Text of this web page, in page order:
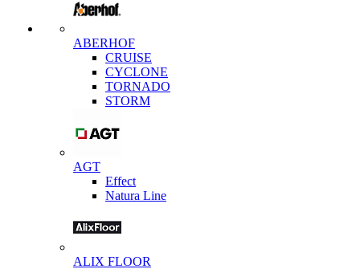
ABERHOF
CRUISE
CYCLONE
TORNADO
STORM
AGT
Effect
Natura Line
ALIX FLOOR